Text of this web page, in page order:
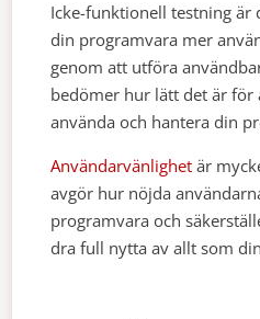
Icke-funktionell testning är
din programvara mer
genom att utföra
bedömer hur lätt det är för
använda och hantera din
Användarvänlighet är
avgör hur nöjda
programvara och
dra full nytta av allt som